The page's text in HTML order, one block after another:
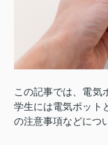
この記事では、電気
学生には電気ポット
の注意事項などにつ